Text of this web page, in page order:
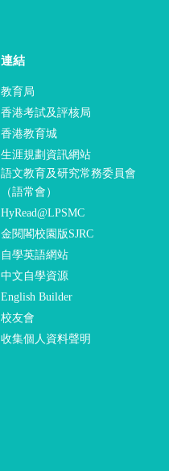
連結
教育局
香港考試及評核局
香港教育城
生涯規劃資訊網站
語文教育及研究常務委員會
（語常會）
HyRead@LPSMC
金閱閣校園版SJRC
自學英語網站
中文自學資源
English Builder
校友會
收集個人資料聲明